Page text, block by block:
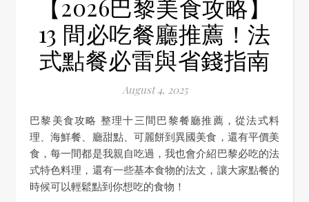
【2026巴黎美食攻略】
13 間必吃餐廳推薦！法
式點餐必雷與省錢指南
August 4, 2025
巴黎美食攻略 整理十三間巴黎餐廳推薦，從法式料
理、海鮮餐、廳甜點、可麗餅到異國美食，還有平價美
食，每一間都是我親自吃過，我也會介紹巴黎必吃的法
式特色料理，還有一些基本食物的法文，讓大家點餐的
時候可以輕鬆點到你想吃的食物！